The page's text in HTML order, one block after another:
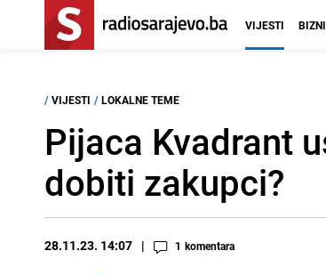
VIJESTI
/ VIJESTI / LOKALNE TEME
Pijaca Kvadrant
dobiti zakupci?
28.11.23. 14:07 1 komentara